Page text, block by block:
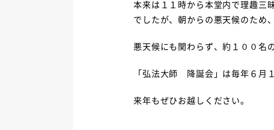
本来は１１時から本堂内で理趣三
でしたが、朝からの悪天候のため
悪天候にも関わらず、約１００名
「弘法大師 降誕会」は毎年６月
来年もぜひお越しください。